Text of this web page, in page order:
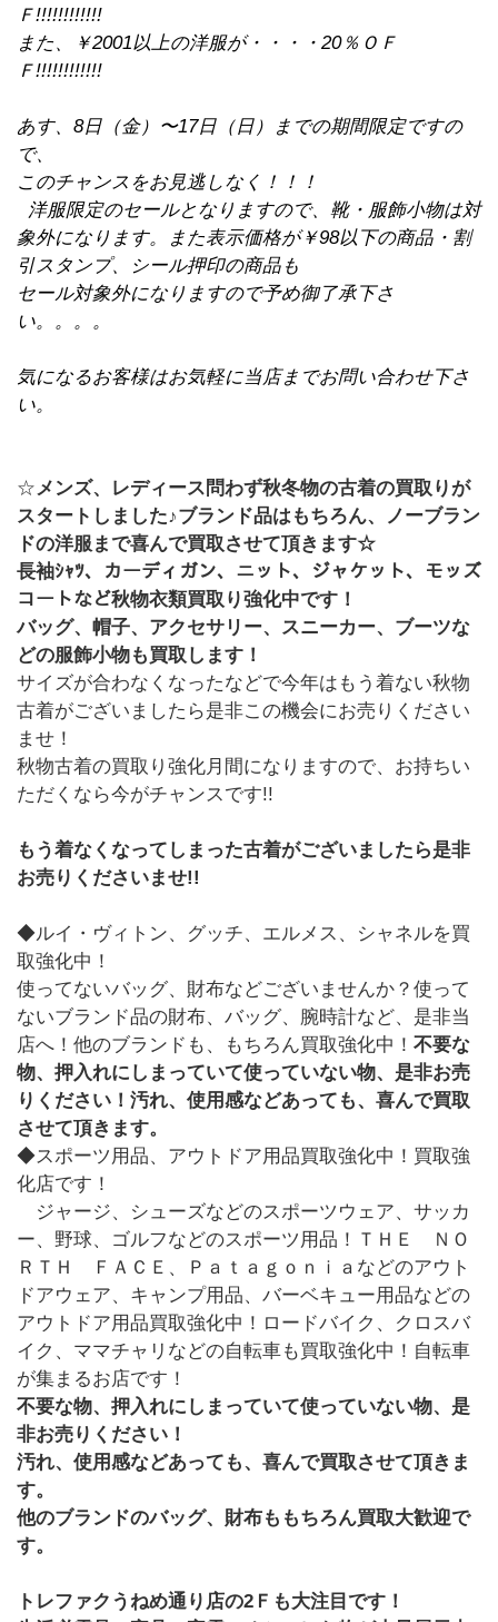
Ｆ!!!!!!!!!!!!
また、￥2001以上の洋服が・・・・ 20％ＯＦ
Ｆ!!!!!!!!!!!!
あす、 8日（金）〜17日（日）までの期間限定ですの
で、
このチャンスをお見逃しなく！！！
洋服限定のセールとなりますので、靴・服飾小物は対
象外になります。
また表示価格が￥98以下の商品・割
引スタンプ、シール押印の商品も
セール対象外になりますので予め御了承下さ
い。。。。
気になるお客様はお気軽に当店までお問い合わせ下さ
い。
☆ メンズ、レディース問わず秋冬物の古着の買取りが
スタートしました♪ブランド品はもちろん、ノーブラン
ドの洋服まで喜んで買取させて頂きます☆
長袖ｼｬﾂ、カーディガン、ニット、ジャケット、モッズ
コートなど秋物衣類買取り強化中です！
バッグ、帽子、アクセサリー、スニーカー、ブーツな
どの服飾小物も買取します！
サイズが合わなくなったなどで今年はもう着ない秋物
古着がございましたら是非この機会にお売りください
ませ！
秋物古着の買取り強化月間になりますので、お持ちい
ただくなら今がチャンスです!!
もう着なくなってしまった古着がございましたら是非
お売りくださいませ!!
◆ルイ・ヴィトン、グッチ、エルメス、シャネルを買
取強化中！
使ってないバッグ、財布などございませんか？使って
ないブランド品の財布、バッグ、腕時計など、是非当
店へ！他のブランドも、もちろん買取強化中！ 不要な
物、押入れにしまっていて使っていない物、是非お売
りください！汚れ、使用感などあっても、喜んで買取
させて頂きます。
◆スポーツ用品、アウトドア用品買取強化中！買取強
化店です！
ジャージ、シューズなどのスポーツウェア、サッカ
ー、野球、ゴルフなどのスポーツ用品！ＴＨＥ ＮＯ
ＲＴＨ ＦＡＣＥ、Ｐａｔａｇｏｎｉａなどのアウト
ドアウェア、キャンプ用品、バーベキュー用品などの
アウトドア用品買取強化中！ロードバイク、クロスバ
イク、ママチャリなどの自転車も買取強化中！自転車
が集まるお店です！
不要な物、押入れにしまっていて使っていない物、是
非お売りください！
汚れ、使用感などあっても、喜んで買取させて頂きま
す。
他のブランドのバッグ、財布ももちろん買取大歓迎で
す。
トレファクうねめ通り店の2Ｆも大注目です！